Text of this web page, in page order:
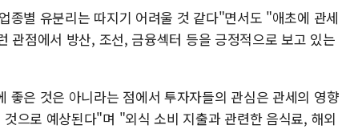
종별 유분리는 따지기 어려울 것 같다"면서도 "애초에 관세
관점에서 방산, 조선, 금융섹터 등을 긍정적으로 보고 있는
좋은 것은 아니라는 점에서 투자자들의 관심은 관세의 영향
으로 예상된다"며 "외식 소비 지출과 관련한 음식료, 해외